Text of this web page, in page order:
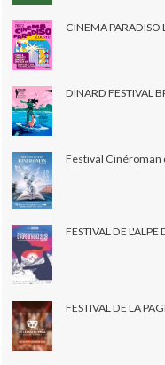
CINEMA PARADISO
DINARD FESTIVAL
Festival Cinéroman
FESTIVAL DE
FESTIVAL DE LA